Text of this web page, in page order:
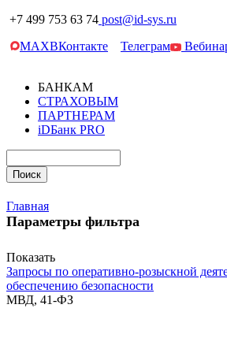
+7 499 753 63 74 post@id-sys.ru
MAXВКонтакте Телеграм
БАНКАМ
СТРАХОВЫМ
ПАРТНЕРАМ
iDБанк PRO
Главная
Параметры фильтра
Показать
Запросы по оперативно-розыскной
обеспечению безопасности
МВД, 41-ФЗ